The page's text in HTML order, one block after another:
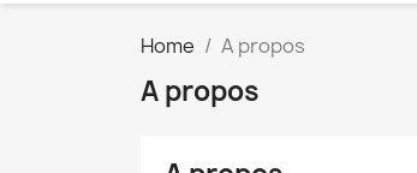
Home A propos
A propos